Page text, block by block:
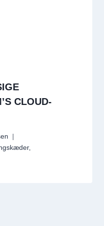
CLOUD-
,